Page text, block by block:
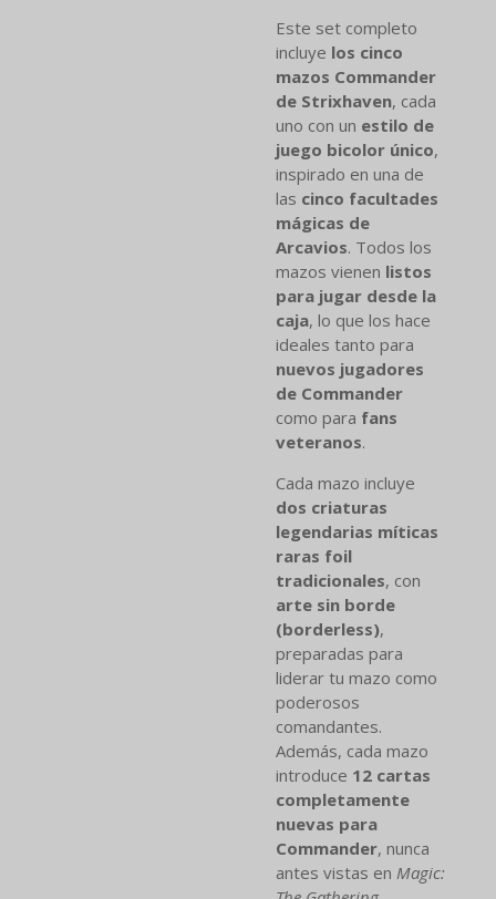
Este set completo
incluye los cinco
mazos Commander
de Strixhaven, cada
uno con un estilo de
juego bicolor único,
inspirado en una de
las cinco facultades
mágicas de
Arcavios. Todos los
mazos vienen listos
para jugar desde la
caja, lo que los hace
ideales tanto para
nuevos jugadores
de Commander
como para fans
veteranos.
Cada mazo incluye
dos criaturas
legendarias míticas
raras foil
tradicionales, con
arte sin borde
(borderless),
preparadas para
liderar tu mazo como
poderosos
comandantes.
Además, cada mazo
introduce 12 cartas
completamente
nuevas para
Commander, nunca
antes vistas en Magic: